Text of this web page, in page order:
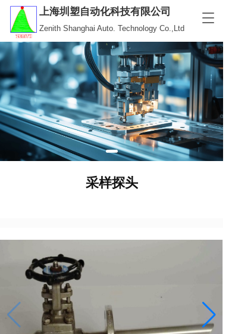
T
g
g
l
e
n
i
g
a
t
上海圳塑自动化科技有限公司
Zenith Shanghai Auto. Technology Co.,Ltd
采样探头